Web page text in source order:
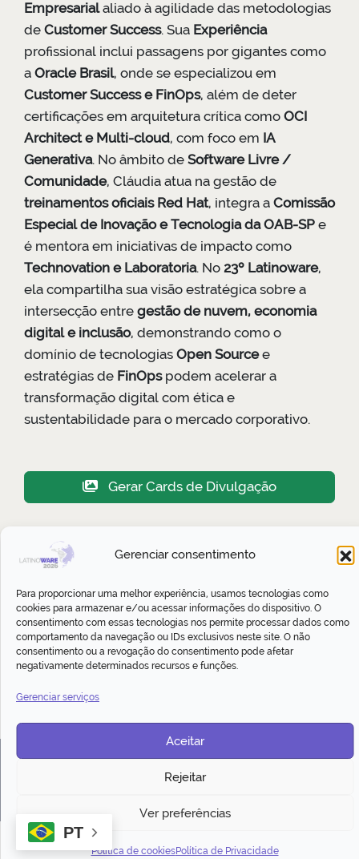
Gerenciar consentimento
Para proporcionar uma melhor experiência, usamos tecnologias como
cookies para armazenar e/ou acessar informações do dispositivo. O
consentimento com essas tecnologias nos permite processar dados como
comportamento da navegação ou IDs exclusivos neste site. O não
consentimento ou a revogação do consentimento pode afetar
negativamente determinados recursos e funções.
Gerenciar serviços
Aceitar
Rejeitar
Ver preferências
Política de cookiesPolítica de Privacidade
Empresarialaliado à agilidade das metodologias
de Customer Success. Sua Experiência
profissional inclui passagens por gigantes como
a Oracle Brasil, onde se especializou em
Customer Success e FinOps, além de deter
certificações em arquitetura crítica como OCI
Architect e Multi-cloud, com foco em IA
Generativa. No âmbito de Software Livre /
Comunidade, Cláudia atua na gestão de
treinamentos oficiais Red Hat, integra a Comissão
Especial de Inovação e Tecnologia da OAB-SPe
é mentora em iniciativas de impacto como
Technovation e Laboratoria. No 23º Latinoware,
ela compartilha sua visão estratégica sobre a
intersecção entre gestão de nuvem, economia
digital e inclusão, demonstrando como o
domínio de tecnologias Open Sourcee
estratégias de FinOpspodem acelerar a
transformação digital com ética e
sustentabilidade para o mercado corporativo.
Gerar Cards de Divulgação
Cláudia Sungaila ainda não possui
Gostou? Compartilhe:
PT